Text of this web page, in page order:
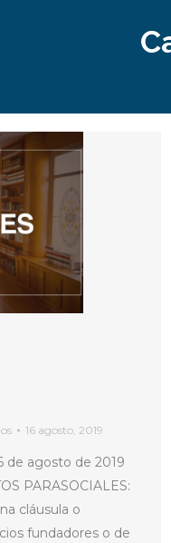
16 agosto, 2019
de agosto de 2019
PARASOCIALES:
cláusula o
fundadores o de